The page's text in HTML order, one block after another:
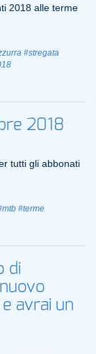
2018 alle terme
#stregata
2018
tutti gli abbonati
#terme
di
avrai un